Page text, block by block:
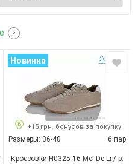
Новинка
+15 грн. бонусов за покупку
Размеры: 36-40 6 пар
Кроссовки H0325-16 Mei De Li / p.